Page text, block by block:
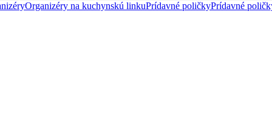
Organizéry na kuchynskú linkuPrídavné poličkyPrídavné